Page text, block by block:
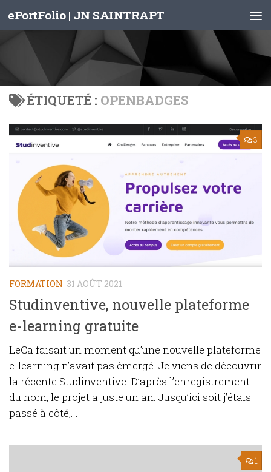
Skip to content
ePortFolio | JN SAINTRAPT
ÉTIQUETÉ : OPENBADGES
3
FORMATION 31 AOÛT 2021
Studinventive, nouvelle plateforme
e-learning gratuite
LeCa faisait un moment qu’une nouvelle plateforme
e-learning n’avait pas émergé. Je viens de découvrir
la récente Studinventive. D’après l’enregistrement
du nom, le projet a juste un an. Jusqu’ici soit j’étais
passé à côté,...
1